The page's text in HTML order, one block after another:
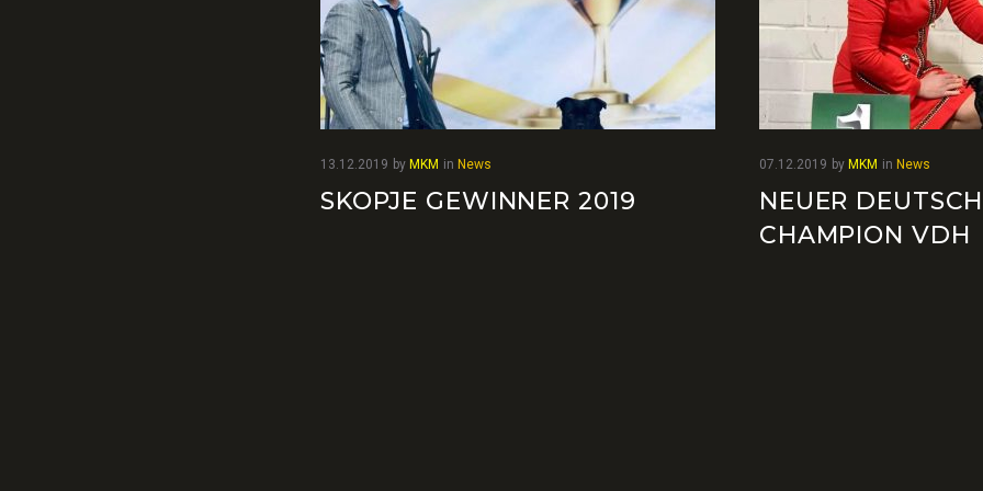
13.12.2019 by MKM in News
SKOPJE GEWINNER 2019
07.12.2019 by MKM in News
NEUER
CHAMPION VDH